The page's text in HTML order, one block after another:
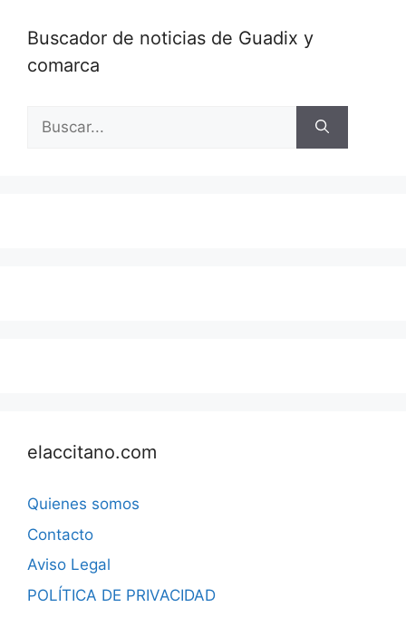
Buscador de noticias de Guadix y
comarca
Buscar:
elaccitano.com
Quienes somos
Contacto
Aviso Legal
POLÍTICA DE PRIVACIDAD